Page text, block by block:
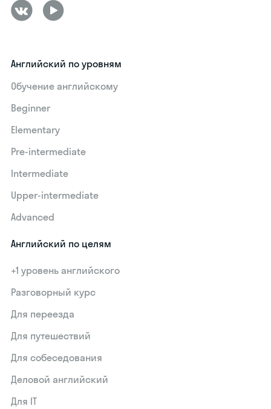
Английский по уровням
Обучение английскому
Beginner
Elementary
Pre-intermediate
Intermediate
Upper-intermediate
Advanced
Английский по целям
+1 уровень английского
Разговорный курс
Для переезда
Для путешествий
Для собеседования
Деловой английский
Для IT